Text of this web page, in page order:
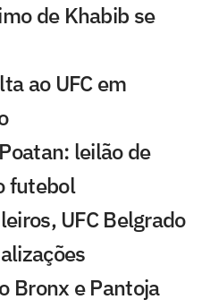
de Khabib se
ao UFC em
leilão de
futebol
UFC Belgrado
Bronx e Pantoja